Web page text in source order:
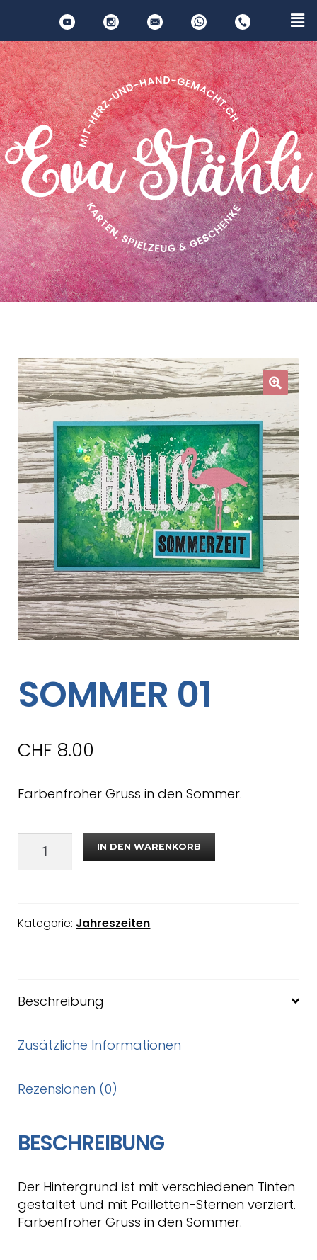
SOMMER 01
CHF 8.00
Farbenfroher Gruss in den Sommer.
IN DEN WARENKORB
Kategorie: Jahreszeiten
Beschreibung
Zusätzliche Informationen
Rezensionen (0)
BESCHREIBUNG
Der Hintergrund ist mit verschiedenen Tinten
gestaltet und mit Pailletten-Sternen verziert.
Farbenfroher Gruss in den Sommer.